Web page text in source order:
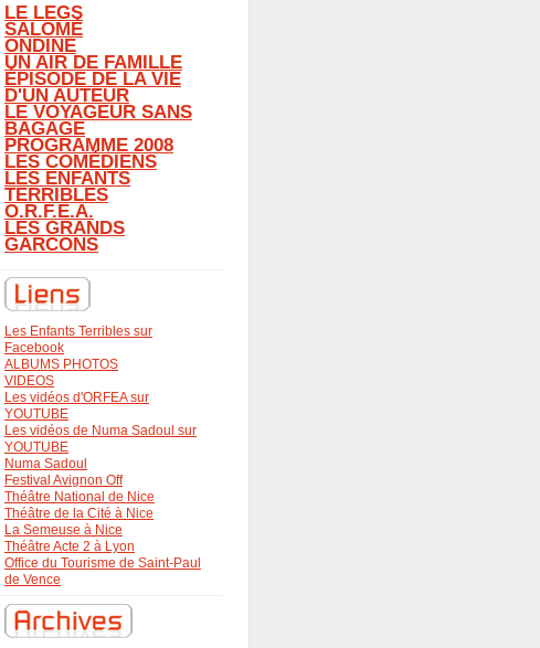
LE LEGS
SALOMÉ
ONDINE
UN AIR DE FAMILLE
ÉPISODE DE LA VIE
D'UN AUTEUR
LE VOYAGEUR SANS
BAGAGE
PROGRAMME 2008
LES COMÉDIENS
LES ENFANTS
TERRIBLES
O.R.F.E.A.
LES GRANDS
GARCONS
Les Enfants Terribles sur
Facebook
ALBUMS PHOTOS
VIDEOS
Les vidéos d'ORFEA sur
YOUTUBE
Les vidéos de Numa Sadoul sur
YOUTUBE
Numa Sadoul
Festival Avignon Off
Théâtre National de Nice
Théâtre de la Cité à Nice
La Semeuse à Nice
Théâtre Acte 2 à Lyon
Office du Tourisme de Saint-Paul
de Vence